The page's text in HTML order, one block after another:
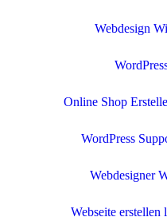
Webdesign
Online Shop
WordPress
Webdesigner
Webseite erstellen